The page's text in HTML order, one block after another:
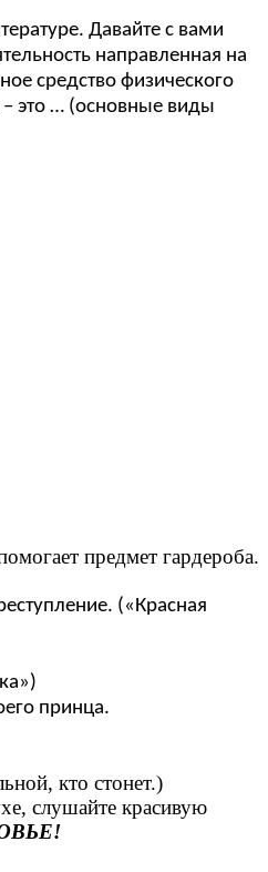
Давайте с вами
направленная на
средство физического
– это … (основные виды
предмет гардероба.
(«Красная
принца.
кто стонет.)
слушайте красивую